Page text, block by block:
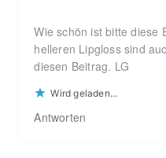
Wie schön ist bitte diese
helleren Lipgloss sind
diesen Beitrag. LG
Wird geladen...
Antworten